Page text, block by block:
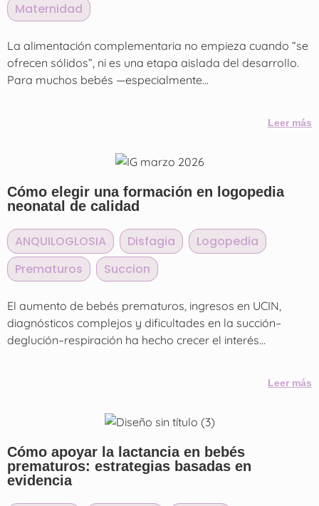
Maternidad
La alimentación complementaria no empieza cuando “se
ofrecen sólidos”, ni es una etapa aislada del desarrollo.
Para muchos bebés —especialmente...
Leer más
Cómo elegir una formación en logopedia
neonatal de calidad
ANQUILOGLOSIA Disfagia Logopedia
Prematuros
Succion
El aumento de bebés prematuros, ingresos en UCIN,
diagnósticos complejos y dificultades en la succión–
deglución–respiración ha hecho crecer el interés...
Leer más
Cómo apoyar la lactancia en bebés
prematuros: estrategias basadas en
evidencia